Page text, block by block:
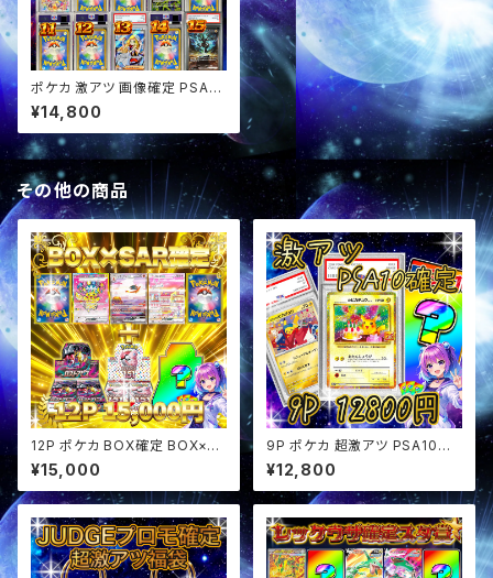
ポケカ 激アツ 画像確定 PSA10
確定 スタ賞パック オリパ
¥14,800
その他の商品
12P ポケカ BOX確定 BOX×SA
Rセットオリパ
¥15,000
9P ポケカ 超激アツ PSA10確
定 オリパ
¥12,800